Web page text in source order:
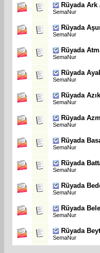
Rüyada
SemaNur
Rüyada
SemaNur
Rüyada
SemaNur
Rüyada
SemaNur
Rüyada
SemaNur
Rüyada
SemaNur
Rüyada
SemaNur
Rüyada
SemaNur
Rüyada
SemaNur
Rüyada
SemaNur
Rüyada
SemaNur